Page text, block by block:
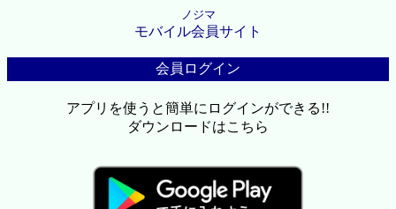
ノジマ
モバイル会員サイト
会員ログイン
アプリを使うと簡単にログインができる!!
ダウンロードはこちら